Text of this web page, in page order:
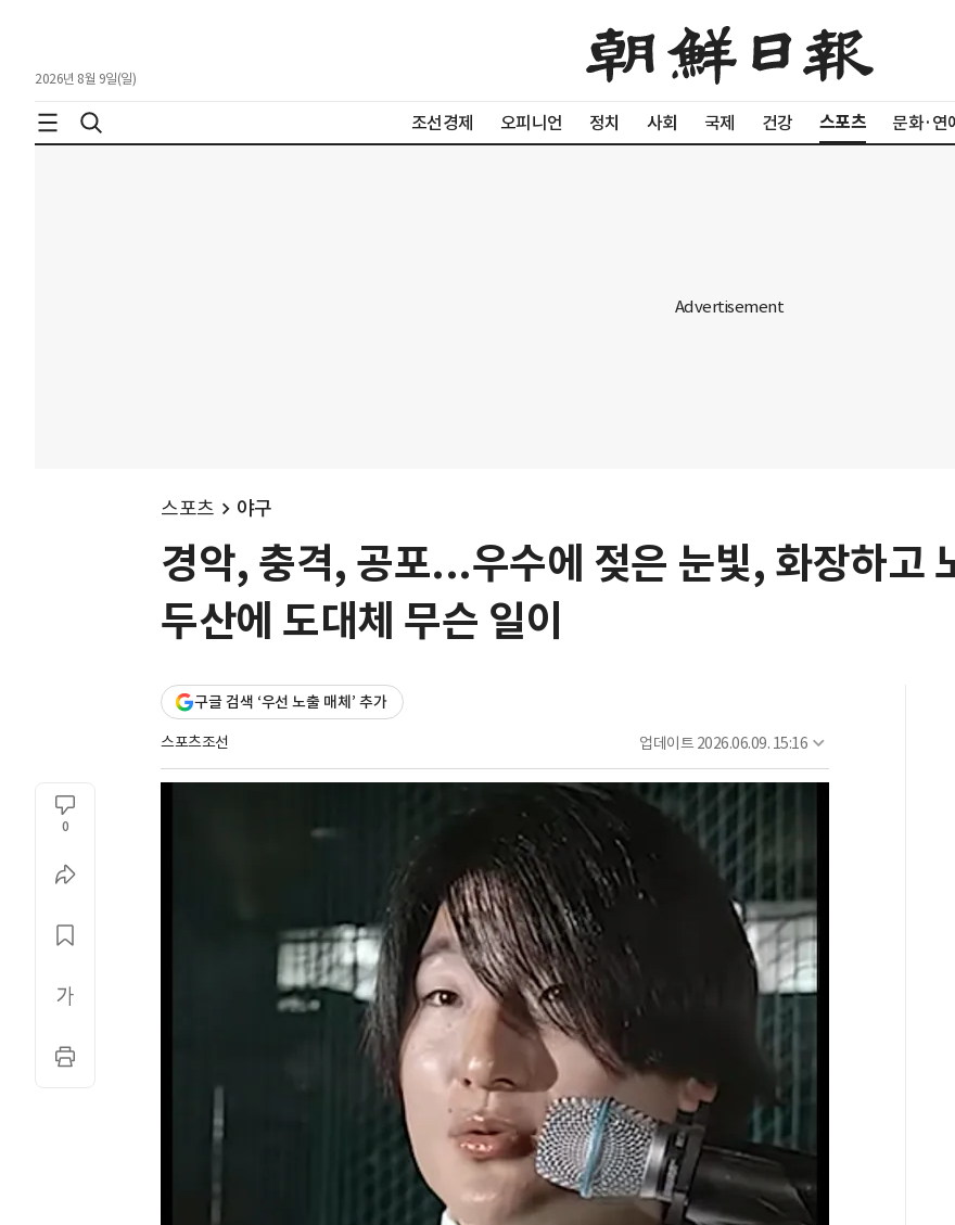
2026년 8월 9일(일)
조선경제 오피니언 정치 사회 국제 건강 스포츠 문화·연
스포츠 야구
경악, 충격, 공포...우수에 젖은 눈빛, 화장하고
두산에 도대체 무슨 일이
구글 검색 ‘우선 노출 매체’ 추가
스포츠조선 업데이트 2026.06.09. 15:16
0